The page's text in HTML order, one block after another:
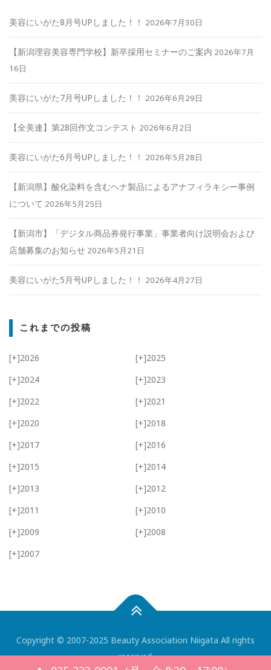
美容にいがた8月号UPしました！！ 2026年7月30日
【新潟理容美容専門学校】新卒採用セミナーのご案内 2026年7月
16日
美容にいがた7月号UPしました！！ 2026年6月29日
【全美連】第28回作文コンテスト 2026年6月2日
美容にいがた6月号UPしました！！ 2026年5月28日
【新潟県】酸化染料を含むヘナ製品によるアナフィラキシー事例
について 2026年5月25日
【新潟市】「デジタル商品券発行事業」事業者向け説明会および
店舗募集のお知らせ 2026年5月21日
美容にいがた5月号UPしました！！ 2026年4月27日
これまでの投稿
[+]2026 [+]2025
[+]2024 [+]2023
[+]2022 [+]2021
[+]2020 [+]2018
[+]2017 [+]2016
[+]2015 [+]2014
[+]2013 [+]2012
[+]2011 [+]2010
[+]2009 [+]2008
[+]2007
Copyright © 2007-2025 Beauty Association Niigata All rights
reserved.